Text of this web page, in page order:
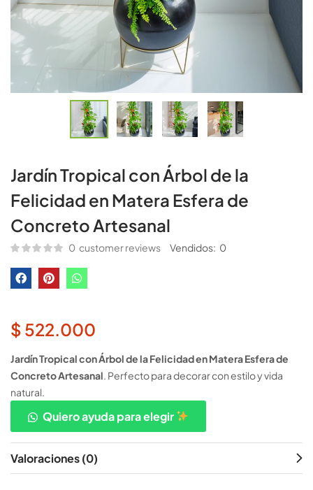
Jardín Tropical con Árbol de la
Felicidad en Matera Esfera de
Concreto Artesanal
0 customer reviews Vendidos: 0
$ 522.000
Jardín Tropical con Árbol de la Felicidad en Matera Esfera de
Concreto Artesanal . Perfecto para decorar con estilo y vida
natural.
Quiero ayuda para elegir
Valoraciones (0)